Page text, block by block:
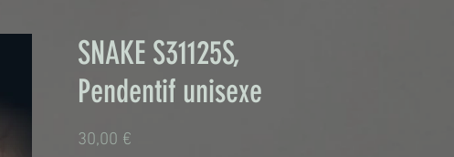
SNAKE S31125S,
Pendentif unisexe
30,00 €